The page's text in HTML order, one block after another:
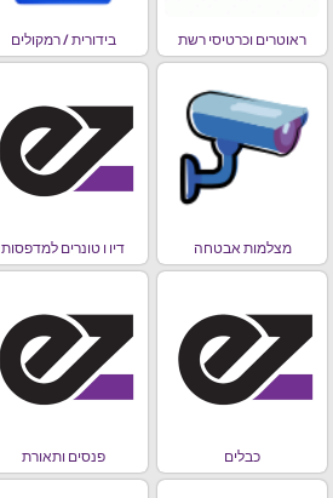
ראוטרים וכרטיסי רשת בידורית / רמקולים
מצלמות אבטחה דיו ו טונרים למדפסות
כבלים פנסים ותאורת